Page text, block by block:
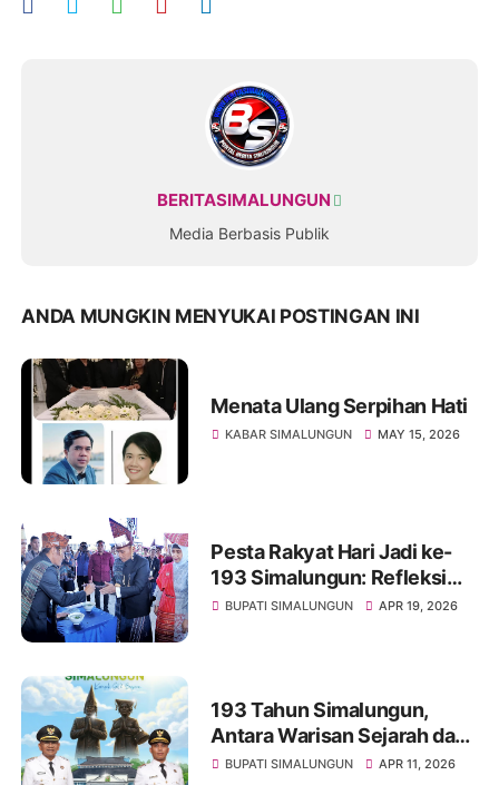
BERITASIMALUNGUN
Media Berbasis Publik
ANDA MUNGKIN MENYUKAI POSTINGAN INI
Menata Ulang Serpihan Hati
KABAR SIMALUNGUN MAY 15, 2026
Pesta Rakyat Hari Jadi ke-
193 Simalungun: Refleksi
Sejarah dan Penguatan
BUPATI SIMALUNGUN APR 19, 2026
193 Tahun Simalungun,
Antara Warisan Sejarah dan
Jalan Rusak yang Belum
BUPATI SIMALUNGUN APR 11, 2026